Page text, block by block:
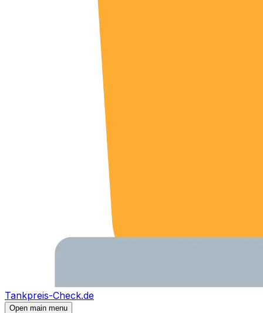
Tankpreis-Check.de
Open main menu